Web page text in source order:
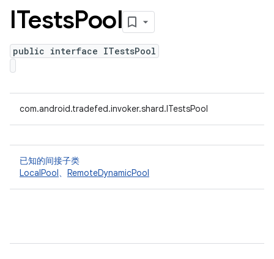
ITestsPool
public interface ITestsPool
com.android.tradefed.invoker.shard.ITestsPool
已知的间接子类
LocalPool、 RemoteDynamicPool